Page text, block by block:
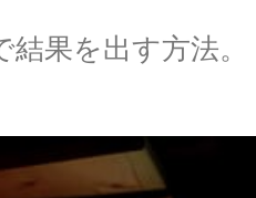
果を出す方法。